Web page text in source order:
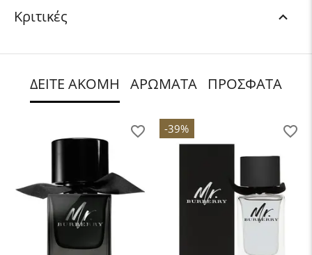
Κριτικές
ΔΕΙΤΕ ΑΚΟΜΗ ΑΡΩΜΑΤΑ ΠΡΟΣΦΑΤΑ
-39%